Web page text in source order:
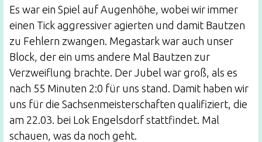
Es war ein Spiel auf Augenhöhe, wobei wir immer
einen Tick aggressiver agierten und damit Bautzen
zu Fehlern zwangen. Megastark war auch unser
Block, der ein ums andere Mal Bautzen zur
Verzweiflung brachte. Der Jubel war groß, als es
nach 55 Minuten 2:0 für uns stand. Damit haben wir
uns für die Sachsenmeisterschaften qualifiziert, die
am 22.03. bei Lok Engelsdorf stattfindet. Mal
schauen, was da noch geht.